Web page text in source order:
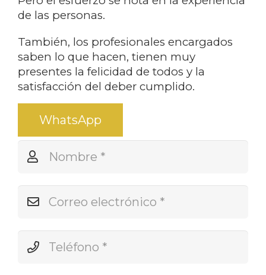
de las personas.
También, los profesionales encargados
saben lo que hacen, tienen muy
presentes la felicidad de todos y la
satisfacción del deber cumplido.
WhatsApp